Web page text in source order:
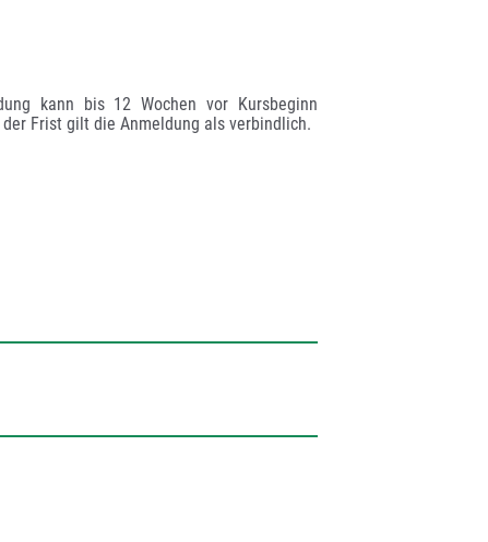
kann bis 12 Wochen vor Kursbeginn
Frist gilt die Anmeldung als verbindlich.